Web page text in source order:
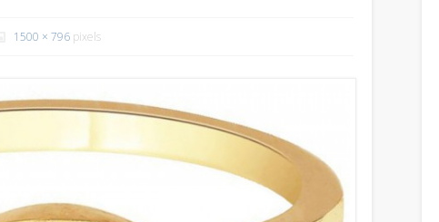
1500 × 796 pixels